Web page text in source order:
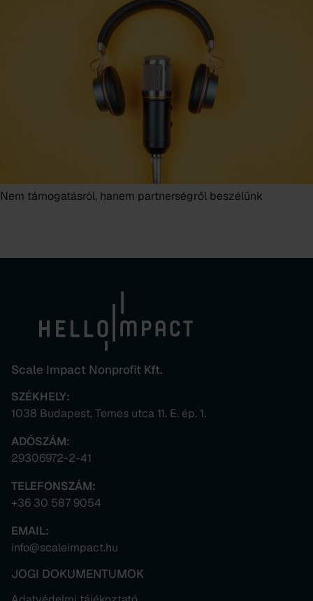
Nem támogatásról, hanem partnerségről beszélünk
Scale Impact Nonprofit Kft.
SZÉKHELY:
1038 Budapest, Temes utca 11. E. ép. 1.
ADÓSZÁM:
29306972-2-41
TELEFONSZÁM:
+36 30 587 9054
EMAIL:
info@scaleimpact.hu
JOGI DOKUMENTUMOK